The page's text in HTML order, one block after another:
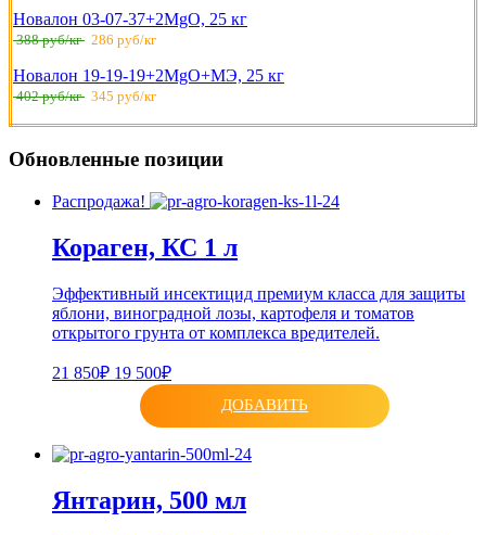
Новалон 03-07-37+2MgO, 25 кг
388 руб/кг 286 руб/кг
Новалон 19-19-19+2MgO+МЭ, 25 кг
402 руб/кг 345 руб/кг
Обновленные позиции
Распродажа!
Кораген, КС 1 л
Эффективный инсектицид премиум класса для защиты
яблони, виноградной лозы, картофеля и томатов
открытого грунта от комплекса вредителей.
21 850₽ 19 500₽
ДОБАВИТЬ
Янтарин, 500 мл